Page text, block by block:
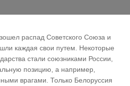
распад Советского Союза и
каждая свои путем. Некоторые
стали союзниками России,
позицию, а например,
врагами. Только Белоруссия